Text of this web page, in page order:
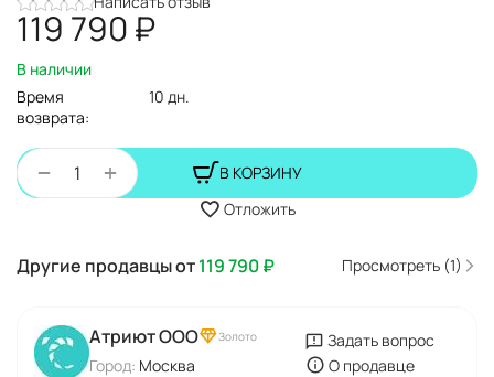
119 790₽
В наличии
Время
возврата:
10 дн.
+
−
В КОРЗИНУ
Отложить
Другие продавцы от119 790₽ Просмотреть (1)
Атриют ООО Золото
Город: Москва
Задать вопрос
О продавце